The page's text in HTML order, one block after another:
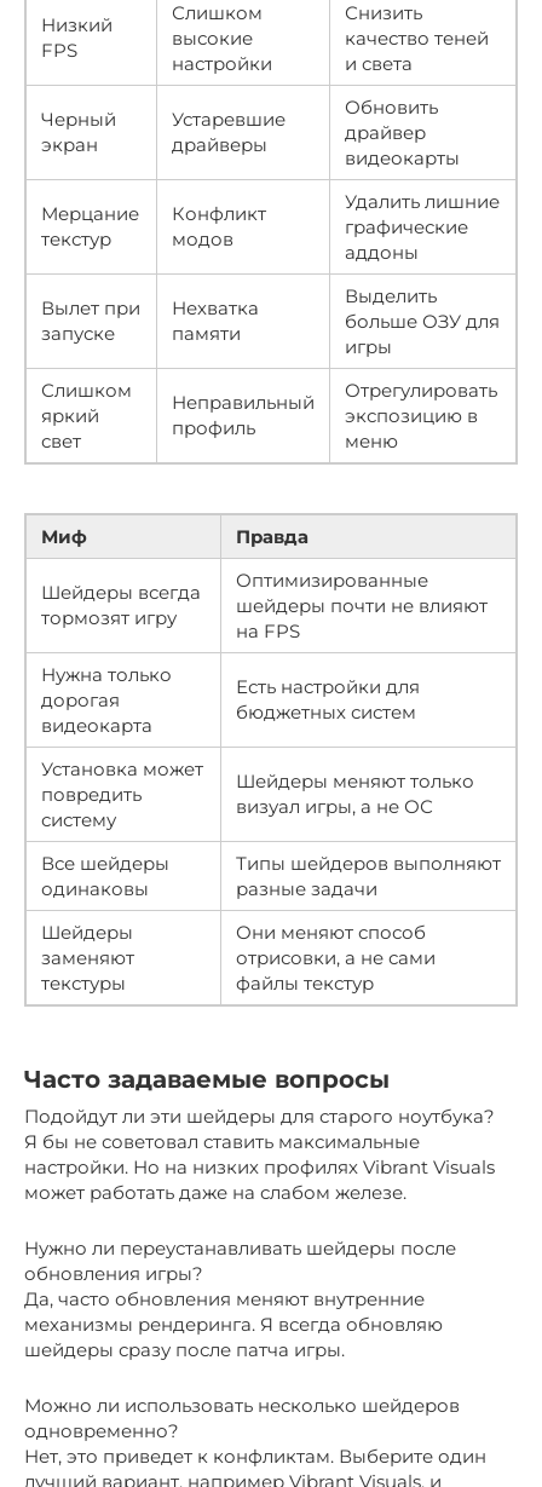
Низкий
FPS
Слишком
высокие
настройки
Снизить
качество теней
и света
Черный
экран
Устаревшие
драйверы
Обновить
драйвер
видеокарты
Мерцание
текстур
Конфликт
модов
Удалить лишние
графические
аддоны
Вылет при
запуске
Нехватка
памяти
Выделить
больше ОЗУ для
игры
Слишком
яркий
свет
Неправильный
профиль
Отрегулировать
экспозицию в
меню
Миф Правда
Шейдеры всегда
тормозят игру
Оптимизированные
шейдеры почти не влияют
на FPS
Нужна только
дорогая
видеокарта
Есть настройки для
бюджетных систем
Установка может
повредить
систему
Шейдеры меняют только
визуал игры, а не ОС
Все шейдеры
одинаковы
Типы шейдеров выполняют
разные задачи
Шейдеры
заменяют
текстуры
Они меняют способ
отрисовки, а не сами
файлы текстур
Часто задаваемые вопросы
Подойдут ли эти шейдеры для старого ноутбука?
Я бы не советовал ставить максимальные
настройки. Но на низких профилях Vibrant Visuals
может работать даже на слабом железе.
Нужно ли переустанавливать шейдеры после
обновления игры?
Да, часто обновления меняют внутренние
механизмы рендеринга. Я всегда обновляю
шейдеры сразу после патча игры.
Можно ли использовать несколько шейдеров
одновременно?
Нет, это приведет к конфликтам. Выберите один
лучший вариант, например Vibrant Visuals, и